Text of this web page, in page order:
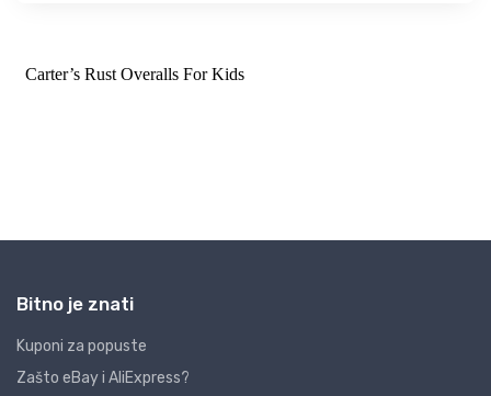
Bitno je znati
Kuponi za popuste
Zašto eBay i AliExpress?